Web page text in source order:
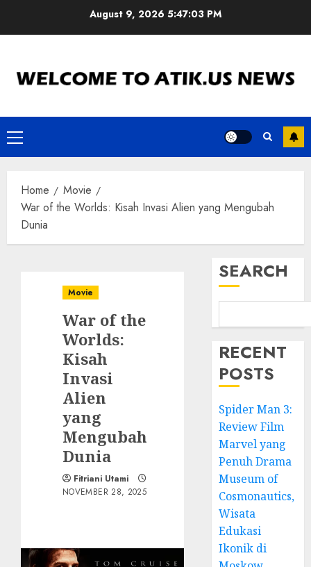
August 9, 2026 5:47:04 PM
Primary
Menu
Home
Movie
War of the Worlds: Kisah Invasi Alien yang Mengubah
Dunia
Movie
War of the
Worlds:
Kisah
Invasi
Alien
yang
Mengubah
Dunia
Fitriani Utami
NOVEMBER 28, 2025
SEARCH
RECENT
POSTS
Spider Man 3:
Review Film
Marvel yang
Penuh Drama
Museum of
Cosmonautics,
Wisata
Edukasi
Ikonik di